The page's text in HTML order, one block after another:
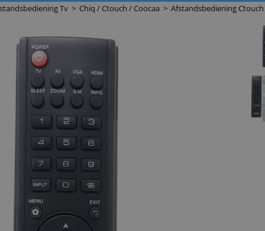
Tv > Chiq / Ctouch / Coocaa > Afstandsbediening Ctouch